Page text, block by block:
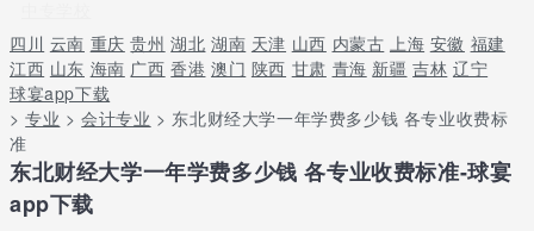
四川 云南 重庆 贵州 湖北 湖南 天津 山西 内蒙古 上海 安徽 福建
江西 山东 海南 广西 香港 澳门 陕西 甘肃 青海 新疆 吉林 辽宁
球宴app下载
>专业 >会计专业 > 东北财经大学一年学费多少钱 各专业收费标
准
东北财经大学一年学费多少钱 各专业收费标准-球宴
app下载